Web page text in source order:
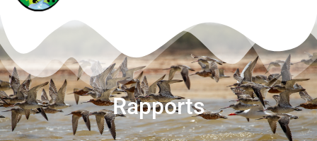
Rapports